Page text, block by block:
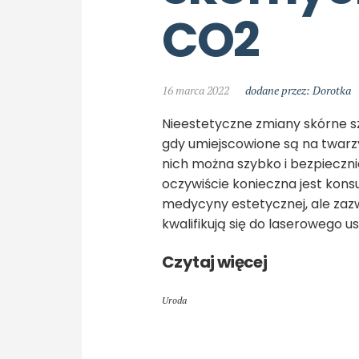
CO2
16 marca 2022 dodane przez: Dorotka
Nieestetyczne zmiany skórne
gdy umiejscowione są na
nich można szybko i
oczywiście konieczna jest
medycyny estetycznej, ale
kwalifikują się do laserowego
Czytaj więcej
Uroda